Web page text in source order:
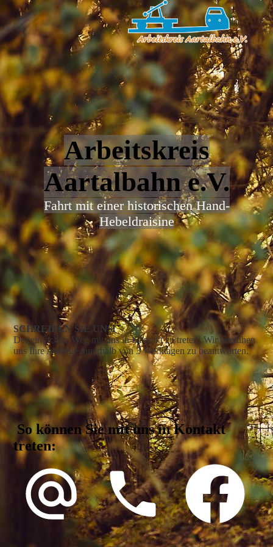
Arbeitskreis
Aartalbahn e.V.
Fahrt mit einer historischen Hand-
Hebeldraisine
SCHREIBEN SIE UNS!
Der einfachste Weg mit uns in Kontakt zu treten! Wir bemühen
uns Ihre Anfrage innerhalb von 3 Werktagen zu beantworten.
So können Sie mit uns in Kontakt
treten: